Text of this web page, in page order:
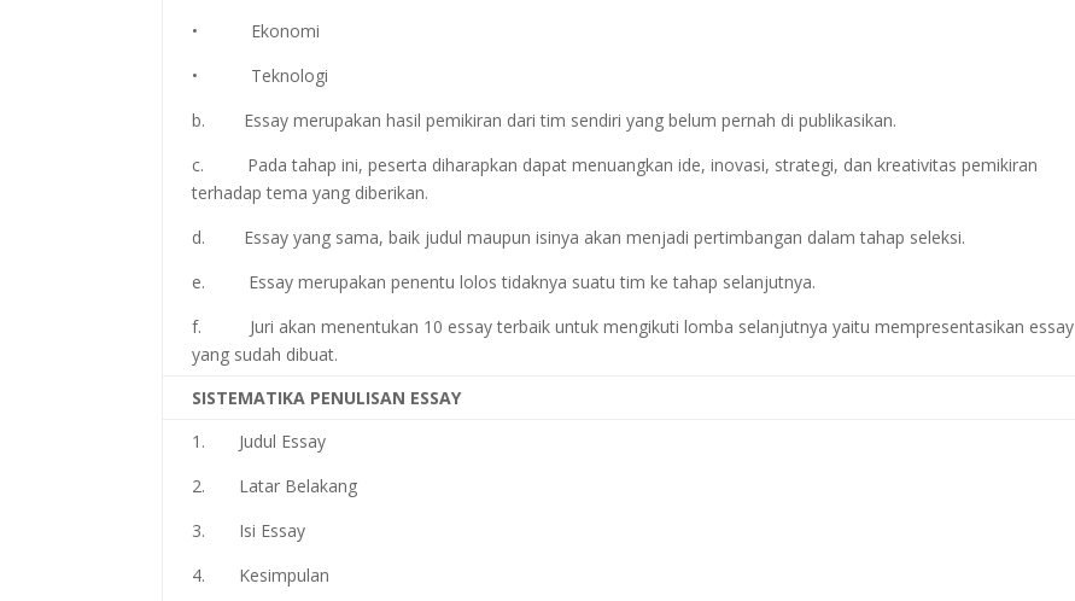
• Ekonomi
• Teknologi
b. Essay merupakan hasil pemikiran dari tim sendiri yang belum pernah di publikasikan.
c. Pada tahap ini, peserta diharapkan dapat menuangkan ide, inovasi, strategi, dan kreativitas pemikiran
terhadap tema yang diberikan.
d. Essay yang sama, baik judul maupun isinya akan menjadi pertimbangan dalam tahap seleksi.
e. Essay merupakan penentu lolos tidaknya suatu tim ke tahap selanjutnya.
f. Juri akan menentukan 10 essay terbaik untuk mengikuti lomba selanjutnya yaitu mempresentasikan essay
yang sudah dibuat.
SISTEMATIKA PENULISAN ESSAY
1. Judul Essay
2. Latar Belakang
3. Isi Essay
4. Kesimpulan